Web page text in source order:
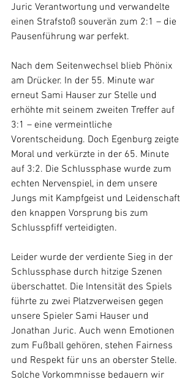
Juric Verantwortung und verwandelte
einen Strafstoß souverän zum 2:1 – die
Pausenführung war perfekt.
Nach dem Seitenwechsel blieb Phönix
am Drücker. In der 55. Minute war
erneut Sami Hauser zur Stelle und
erhöhte mit seinem zweiten Treffer auf
3:1 – eine vermeintliche
Vorentscheidung. Doch Egenburg zeigte
Moral und verkürzte in der 65. Minute
auf 3:2. Die Schlussphase wurde zum
echten Nervenspiel, in dem unsere
Jungs mit Kampfgeist und Leidenschaft
den knappen Vorsprung bis zum
Schlusspfiff verteidigten.
Leider wurde der verdiente Sieg in der
Schlussphase durch hitzige Szenen
überschattet. Die Intensität des Spiels
führte zu zwei Platzverweisen gegen
unsere Spieler Sami Hauser und
Jonathan Juric. Auch wenn Emotionen
zum Fußball gehören, stehen Fairness
und Respekt für uns an oberster Stelle.
Solche Vorkommnisse bedauern wir